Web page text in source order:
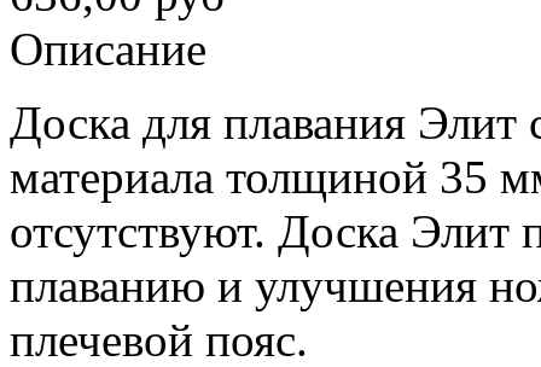
Описание
Доска для плавания Элит
материала толщиной 35
отсутствуют. Доска Элит
плаванию и улучшения
плечевой пояс.